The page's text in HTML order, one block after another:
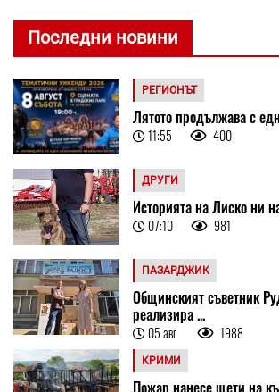
Последни новини
РЕГИОНЪТ
Лятото продължава с
11:55 400
ДРУГИ
Историята на Лиско ни
07:10 981
ПАЗАРДЖИК
Общинският съветник
реализира ...
05 авг 1988
КРИМИ
Пожар нанесе щети на